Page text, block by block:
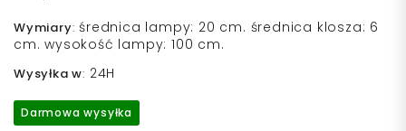
Wymiary: średnica lampy: 20 cm. średnica klosza: 6
cm. wysokość lampy: 100 cm.
Wysyłka w: 24H
Darmowa wysyłka